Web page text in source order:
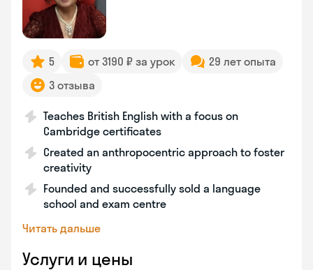
5 от 3190 ₽ за урок
29 лет опыта
3 отзыва
Teaches British English with a focus on
Cambridge certificates
Created an anthropocentric approach to foster
creativity
Founded and successfully sold a language
school and exam centre
Читать дальше
Услуги и цены